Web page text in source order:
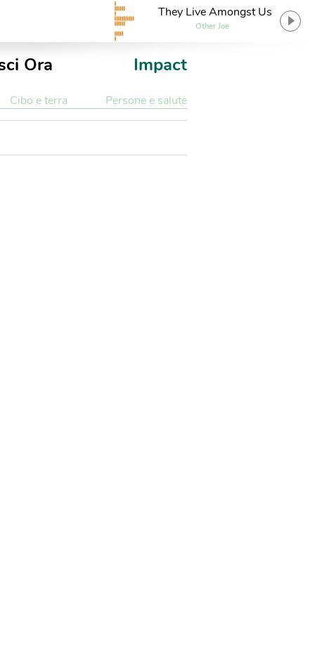
They Live Amongst Us
Other Joe
Ora Impact
Cibo e terra Persone e salute